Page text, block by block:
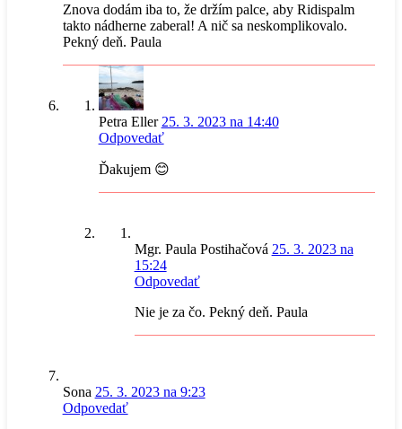
Znova dodám iba to, že držím palce, aby Ridispalm
takto nádherne zaberal! A nič sa neskomplikovalo.
Pekný deň. Paula
Petra Eller 25. 3. 2023 na 14:40
Odpovedať
Ďakujem 😊
Mgr. Paula Postihačová 25. 3. 2023 na
15:24
Odpovedať
Nie je za čo. Pekný deň. Paula
Sona 25. 3. 2023 na 9:23
Odpovedať